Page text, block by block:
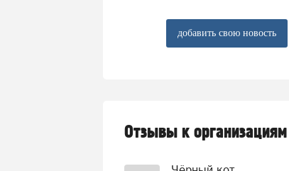
добавить свою новость
Отзывы к организациям